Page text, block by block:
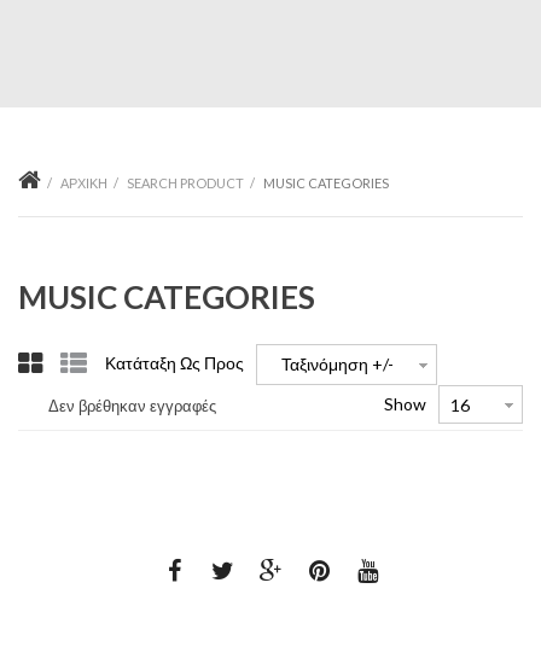
ΑΡΧΙΚΉ SEARCH PRODUCT MUSIC CATEGORIES
MUSIC CATEGORIES
Κατάταξη Ως Προς
Ταξινόμηση +/-
Show
Δεν βρέθηκαν εγγραφές